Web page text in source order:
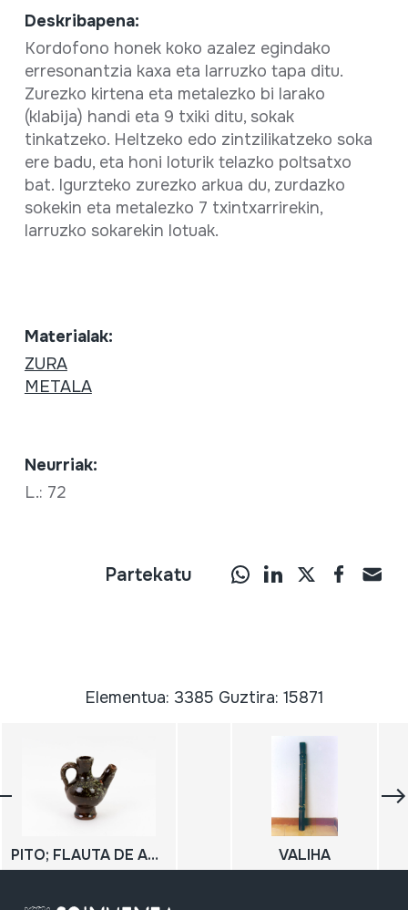
Deskribapena:
Kordofono honek koko azalez egindako
erresonantzia kaxa eta larruzko tapa ditu.
Zurezko kirtena eta metalezko bi larako
(klabija) handi eta 9 txiki ditu, sokak
tinkatzeko. Heltzeko edo zintzilikatzeko soka
ere badu, eta honi loturik telazko poltsatxo
bat. Igurzteko zurezko arkua du, zurdazko
sokekin eta metalezko 7 txintxarrirekin,
larruzko sokarekin lotuak.
Materialak:
ZURA
METALA
Neurriak:
L.: 72
Partekatu
Elementua: 3385 Guztira: 15871
PITO; FLAUTA DE AGUA VALIHA